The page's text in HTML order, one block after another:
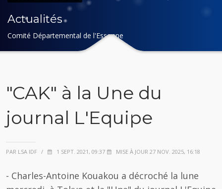
Actualités
Comité Départemental de l'Essonne
"CAK" à la Une du
journal L'Equipe
PAR LSA IDF / 1 SEPT. 2021, 09:37 MISE À JOUR 27 NOV. 2025, 16:18
- Charles-Antoine Kouakou a décroché la lune